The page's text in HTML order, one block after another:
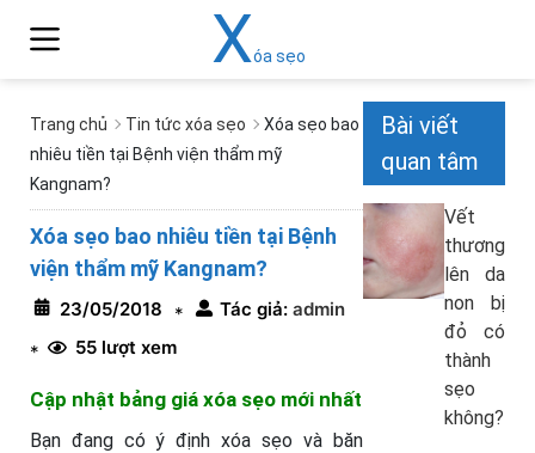
Xóa sẹo
Trang chủ Tin tức xóa sẹo
Xóa sẹo bao
nhiêu tiền tại Bệnh viện thẩm mỹ
Kangnam?
Xóa sẹo bao nhiêu tiền tại Bệnh
viện thẩm mỹ Kangnam?
23/05/2018 * Tác giả: admin
*
55 lượt xem
Cập nhật bảng giá xóa sẹo mới nhất
Bạn đang có ý định xóa sẹo và băn
Bài viết
quan tâm
Vết
thương
lên da
non bị
đỏ có
thành
sẹo
không?